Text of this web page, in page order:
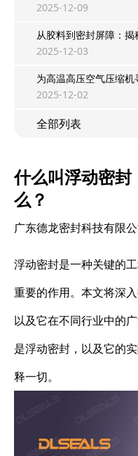
2025-12-09
从胶料到密封屏障：揭
2025-12-03
为高温高压空气压缩机
2025-12-02
全部列表
什么叫浮动密
么？
广东德龙密封科技有限
浮动密封是一种关键的
重要的作用。本文将深
以及它在不同行业中的
是浮动密封，以及它的
释一切。